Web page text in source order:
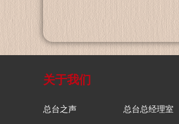
关于我们
总台之声 总台总经理室